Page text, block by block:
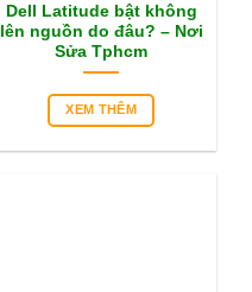
Dell Latitude bật không
lên nguồn do đâu? – Nơi
Sửa Tphcm
XEM THÊM